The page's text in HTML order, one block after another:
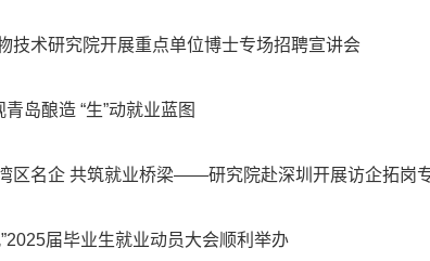
技术研究院开展重点单位博士专场招聘宣讲会
青岛酿造 “生”动就业蓝图
区名企 共筑就业桥梁——研究院赴深圳开展访企拓岗
”2025届毕业生就业动员大会顺利举办